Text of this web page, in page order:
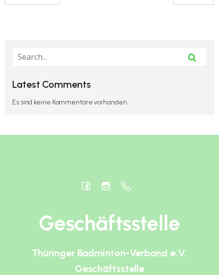
Latest Comments
Es sind keine Kommentare vorhanden.
Geschäftsstelle
Thüringer Badminton-Verband e.V.
Geschäftsstelle